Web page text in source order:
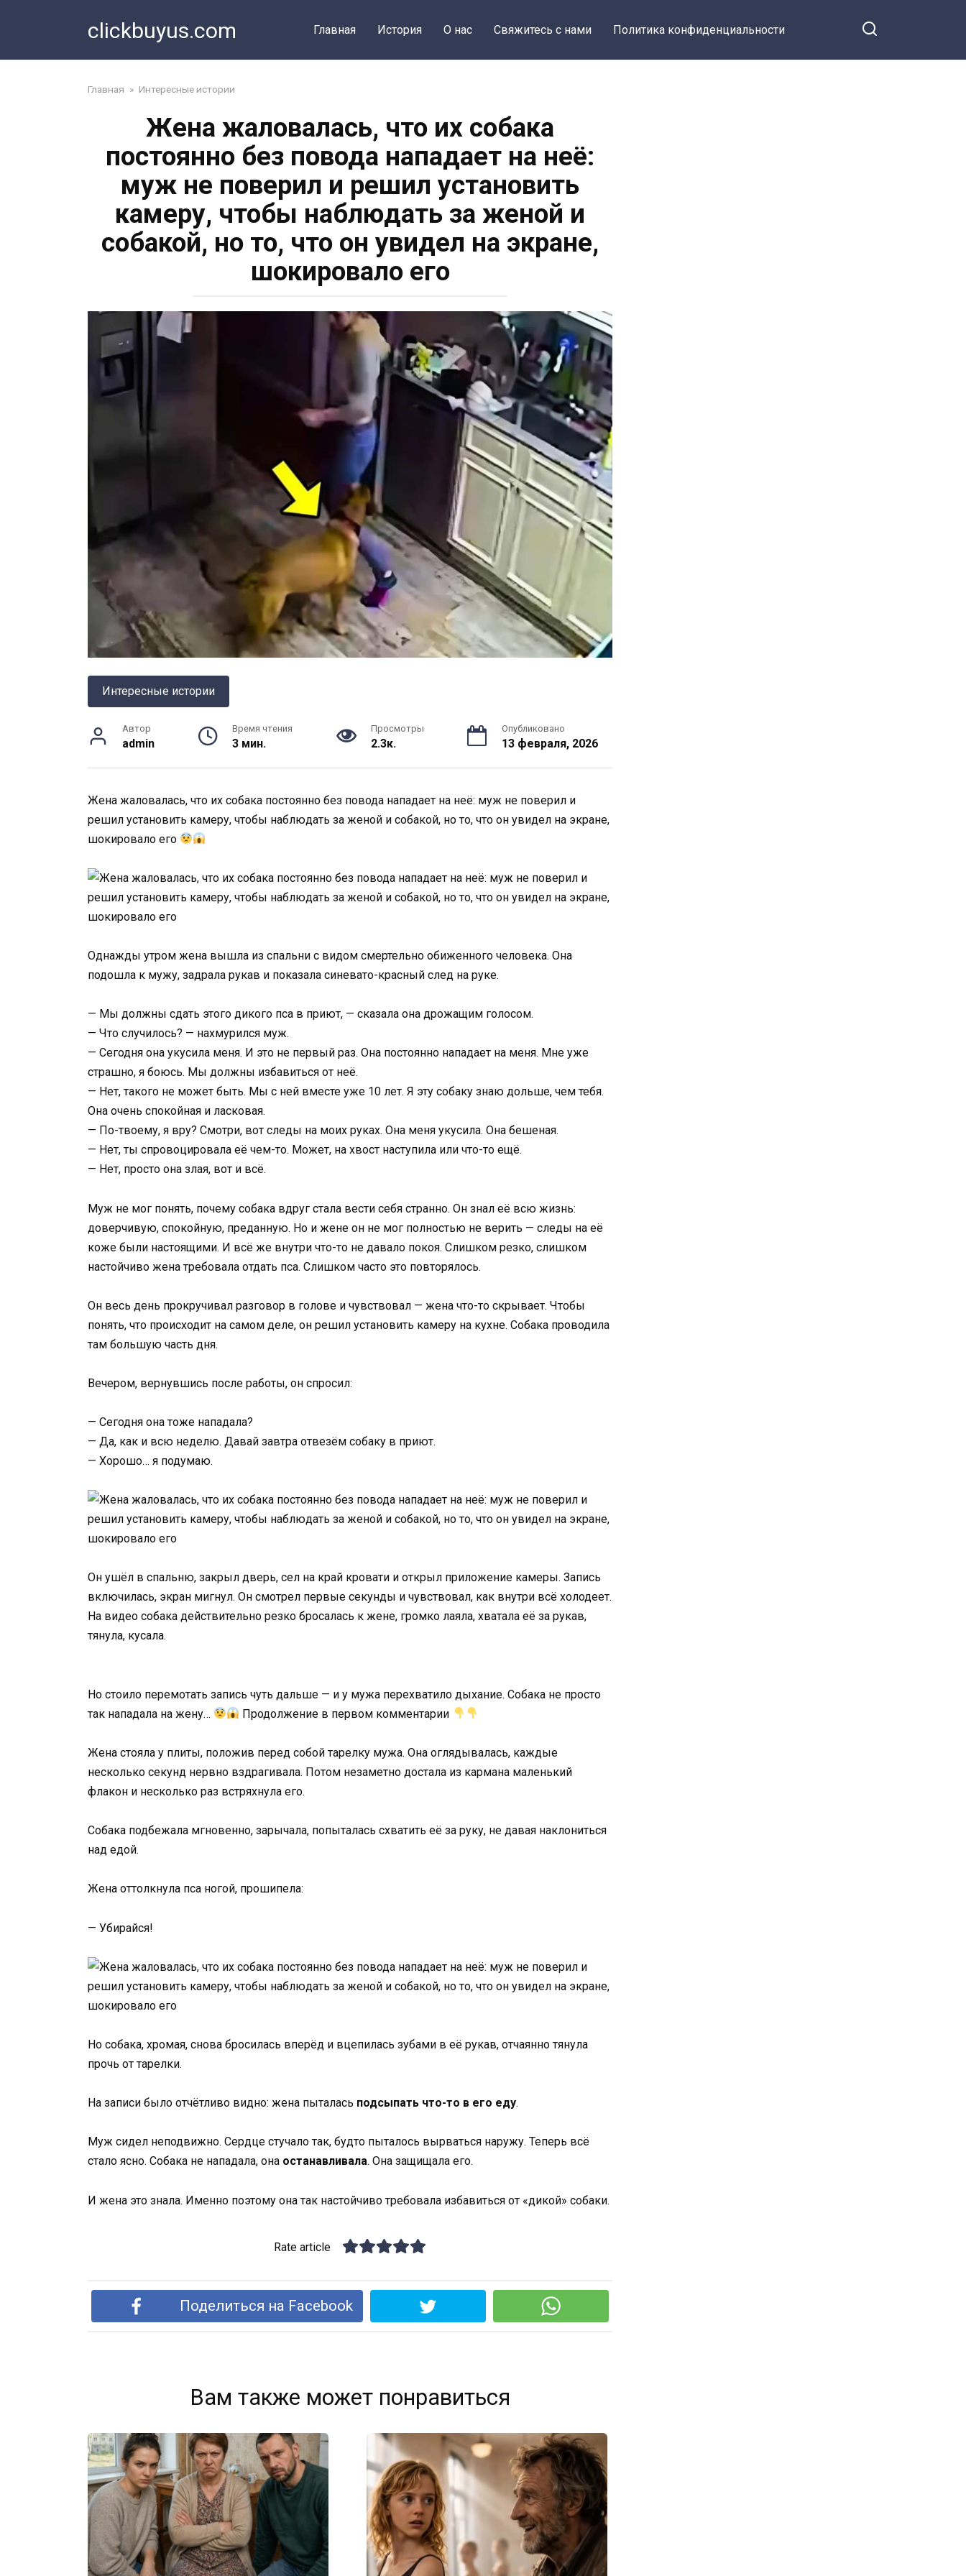
clickbuyus.com Главная История О нас Свяжитесь с нами Политика конфиденциальности
Главная » Интересные истории
Жена жаловалась, что их собака
постоянно без повода нападает на неё:
муж не поверил и решил установить
камеру, чтобы наблюдать за женой и
собакой, но то, что он увидел на экране,
шокировало его
Интересные истории
Автор
admin
Время чтения
3 мин.
Просмотры
2.3к.
Опубликовано
13 февраля, 2026
Жена жаловалась, что их собака постоянно без повода нападает на неё: муж не поверил и
решил установить камеру, чтобы наблюдать за женой и собакой, но то, что он увидел на экране,
шокировало его
Однажды утром жена вышла из спальни с видом смертельно обиженного человека. Она
подошла к мужу, задрала рукав и показала синевато-красный след на руке.
— Мы должны сдать этого дикого пса в приют, — сказала она дрожащим голосом.
— Что случилось? — нахмурился муж.
— Сегодня она укусила меня. И это не первый раз. Она постоянно нападает на меня. Мне уже
страшно, я боюсь. Мы должны избавиться от неё.
— Нет, такого не может быть. Мы с ней вместе уже 10 лет. Я эту собаку знаю дольше, чем тебя.
Она очень спокойная и ласковая.
— По-твоему, я вру? Смотри, вот следы на моих руках. Она меня укусила. Она бешеная.
— Нет, ты спровоцировала её чем-то. Может, на хвост наступила или что-то ещё.
— Нет, просто она злая, вот и всё.
Муж не мог понять, почему собака вдруг стала вести себя странно. Он знал её всю жизнь:
доверчивую, спокойную, преданную. Но и жене он не мог полностью не верить — следы на её
коже были настоящими. И всё же внутри что-то не давало покоя. Слишком резко, слишком
настойчиво жена требовала отдать пса. Слишком часто это повторялось.
Он весь день прокручивал разговор в голове и чувствовал — жена что-то скрывает. Чтобы
понять, что происходит на самом деле, он решил установить камеру на кухне. Собака проводила
там большую часть дня.
Вечером, вернувшись после работы, он спросил:
— Сегодня она тоже нападала?
— Да, как и всю неделю. Давай завтра отвезём собаку в приют.
— Хорошо… я подумаю.
Он ушёл в спальню, закрыл дверь, сел на край кровати и открыл приложение камеры. Запись
включилась, экран мигнул. Он смотрел первые секунды и чувствовал, как внутри всё холодеет.
На видео собака действительно резко бросалась к жене, громко лаяла, хватала её за рукав,
тянула, кусала.
Но стоило перемотать запись чуть дальше — и у мужа перехватило дыхание. Собака не просто
так нападала на жену…
Продолжение в первом комментарии
Жена стояла у плиты, положив перед собой тарелку мужа. Она оглядывалась, каждые
несколько секунд нервно вздрагивала. Потом незаметно достала из кармана маленький
флакон и несколько раз встряхнула его.
Собака подбежала мгновенно, зарычала, попыталась схватить её за руку, не давая наклониться
над едой.
Жена оттолкнула пса ногой, прошипела:
— Убирайся!
Но собака, хромая, снова бросилась вперёд и вцепилась зубами в её рукав, отчаянно тянула
прочь от тарелки.
На записи было отчётливо видно: жена пыталась подсыпать что-то в его еду.
Муж сидел неподвижно. Сердце стучало так, будто пыталось вырваться наружу. Теперь всё
стало ясно. Собака не нападала, она останавливала. Она защищала его.
И жена это знала. Именно поэтому она так настойчиво требовала избавиться от «дикой» собаки.
Rate article
Поделиться на Facebook
Вам также может понравиться